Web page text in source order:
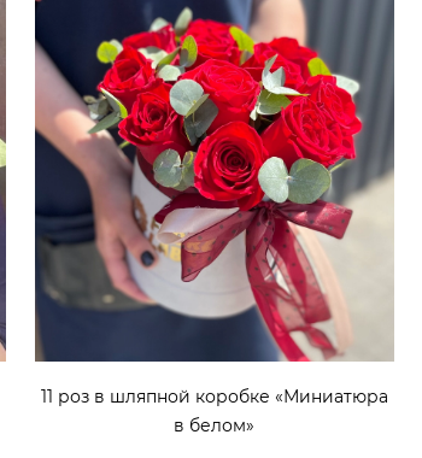
11 роз в шляпной коробке «Миниатюра
в белом»